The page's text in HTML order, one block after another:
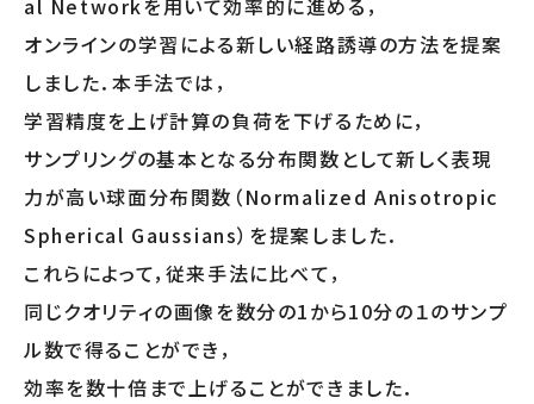
al Networkを用いて効率的に進める，
オンラインの学習による新しい経路誘導の方法を提案
しました．本手法では，
学習精度を上げ計算の負荷を下げるために，
サンプリングの基本となる分布関数として新しく表現
力が高い球面分布関数（Normalized Anisotropic
Spherical Gaussians）を提案しました．
これらによって，従来手法に比べて，
同じクオリティの画像を数分の1から10分の１のサンプ
ル数で得ることができ，
効率を数十倍まで上げることができました．